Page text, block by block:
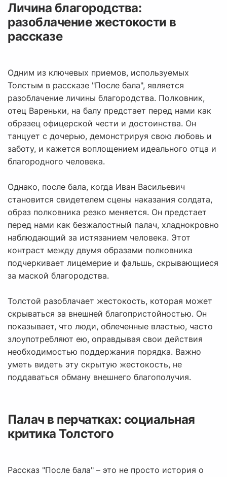
Личина благородства:
разоблачение жестокости в
рассказе
Одним из ключевых приемов, используемых
Толстым в рассказе "После бала", является
разоблачение личины благородства. Полковник,
отец Вареньки, на балу предстает перед нами как
образец офицерской чести и достоинства. Он
танцует с дочерью, демонстрируя свою любовь и
заботу, и кажется воплощением идеального отца и
благородного человека.
Однако, после бала, когда Иван Васильевич
становится свидетелем сцены наказания солдата,
образ полковника резко меняется. Он предстает
перед нами как безжалостный палач, хладнокровно
наблюдающий за истязанием человека. Этот
контраст между двумя образами полковника
подчеркивает лицемерие и фальшь, скрывающиеся
за маской благородства.
Толстой разоблачает жестокость, которая может
скрываться за внешней благопристойностью. Он
показывает, что люди, облеченные властью, часто
злоупотребляют ею, оправдывая свои действия
необходимостью поддержания порядка. Важно
уметь видеть эту скрытую жестокость, не
поддаваться обману внешнего благополучия.
Палач в перчатках: социальная
критика Толстого
Рассказ "После бала" – это не просто история о